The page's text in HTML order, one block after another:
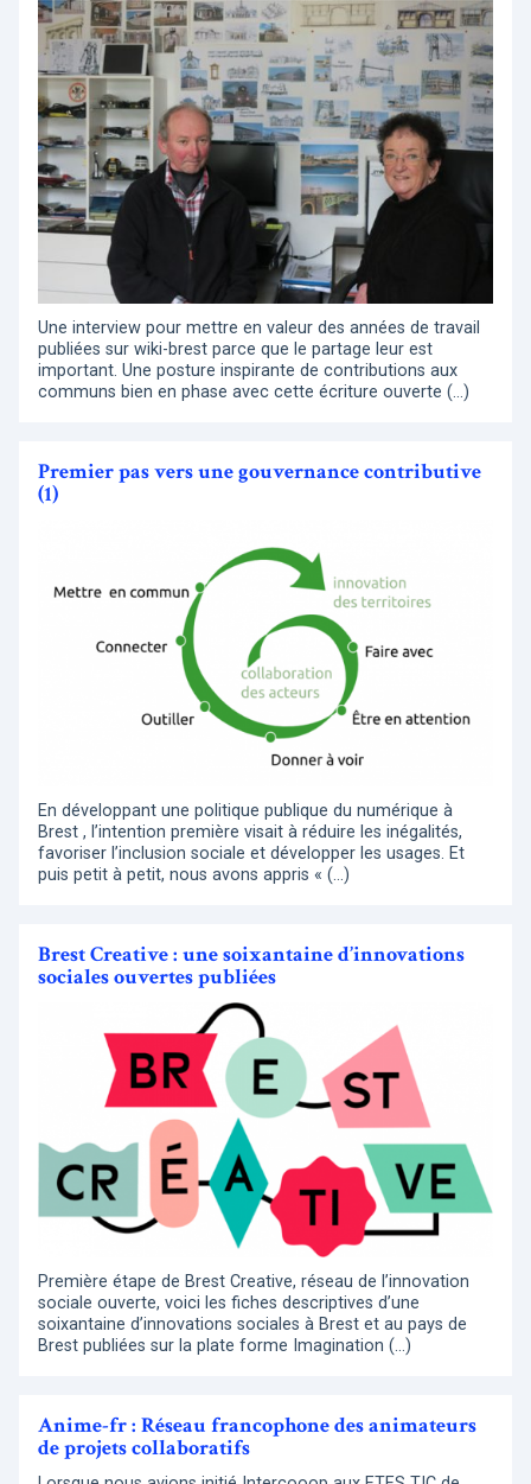
Une interview pour mettre en valeur des années de travail
publiées sur wiki-brest parce que le partage leur est
important. Une posture inspirante de contributions aux
communs bien en phase avec cette écriture ouverte (…)
Premier pas vers une gouvernance contributive
(1)
En développant une politique publique du numérique à
Brest , l’intention première visait à réduire les inégalités,
favoriser l’inclusion sociale et développer les usages. Et
puis petit à petit, nous avons appris « (…)
Brest Creative : une soixantaine d’innovations
sociales ouvertes publiées
Première étape de Brest Creative, réseau de l’innovation
sociale ouverte, voici les fiches descriptives d’une
soixantaine d’innovations sociales à Brest et au pays de
Brest publiées sur la plate forme Imagination (…)
Anime-fr : Réseau francophone des animateurs
de projets collaboratifs